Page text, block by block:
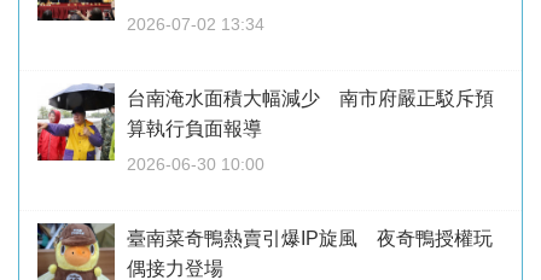
2026-07-02 13:34
台南淹水面積大幅減少 南市府嚴正駁斥預
算執行負面報導
2026-06-30 10:00
臺南菜奇鴨熱賣引爆IP旋風 夜奇鴨授權玩
偶接力登場